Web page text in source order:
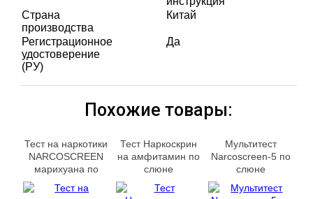
Страна
производства
Китай
Регистрационное
удостоверение
(РУ)
Да
Похожие товары:
Тест на наркотики
NARCOSCREEN
марихуана по
Тест Наркоскрин
на амфитамин по
слюне
Мультитест
Narcoscreen-5 по
слюне